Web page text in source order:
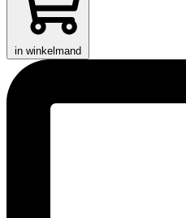
in winkelmand